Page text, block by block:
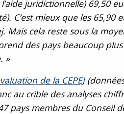
juridictionnelle) 69,50
C’est mieux que les 65,90
Mais cela reste sous la
des pays beaucoup
»
de la CEPEJ
au crible des analyses
pays membres du Conseil